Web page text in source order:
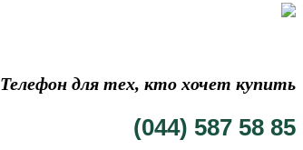
Телефон для тех, кто хочет купить
(044) 587 58 85